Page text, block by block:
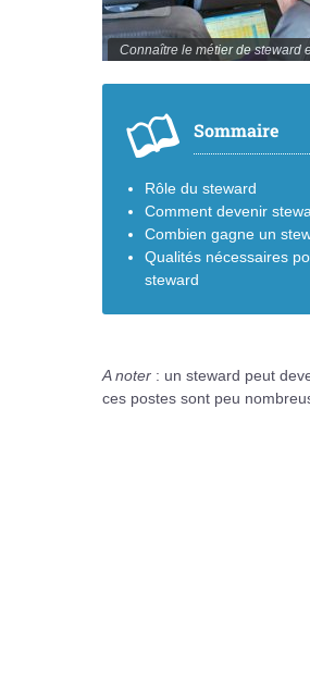
Connaître le métier de steward
Sommaire
Rôle du steward
Comment devenir
Combien gagne un
Qualités nécessaires
steward
A noter : un steward peut
ces postes sont peu